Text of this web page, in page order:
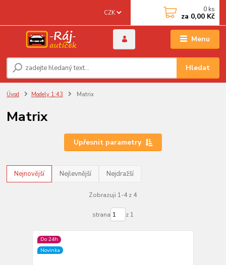
Menu
CZK
Hledat
0 ks
za 0,00 Kč
Úvod Modely 1:43 Matrix
Matrix
Upřesnit parametry
Nejnovější Nejlevnější Nejdražší
Zobrazuji 1-4 z 4
strana z 1
Do 24h
Novinka